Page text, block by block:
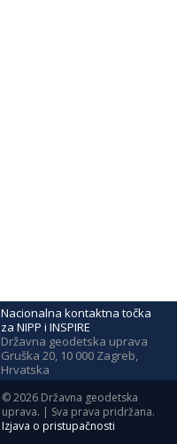
Nacionalna kontaktna točka
za NIPP i INSPIRE
Državna geodetska uprava
Gruška 20, 10 000 Zagreb,
Hrvatska
©2026 Državna geodetska
uprava. | Sva prava pridržana.
Izjava o pristupačnosti